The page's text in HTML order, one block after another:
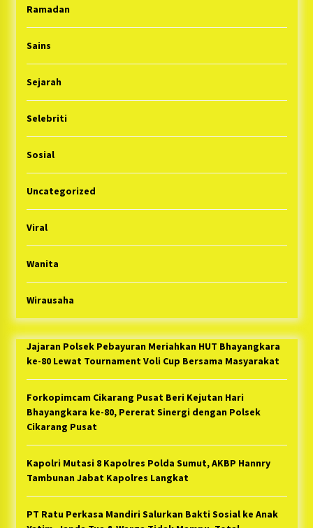
Ramadan
Sains
Sejarah
Selebriti
Sosial
Uncategorized
Viral
Wanita
Wirausaha
Jajaran Polsek Pebayuran Meriahkan HUT Bhayangkara
ke-80 Lewat Tournament Voli Cup Bersama Masyarakat
Forkopimcam Cikarang Pusat Beri Kejutan Hari
Bhayangkara ke-80, Pererat Sinergi dengan Polsek
Cikarang Pusat
Kapolri Mutasi 8 Kapolres Polda Sumut, AKBP Hannry
Tambunan Jabat Kapolres Langkat
PT Ratu Perkasa Mandiri Salurkan Bakti Sosial ke Anak